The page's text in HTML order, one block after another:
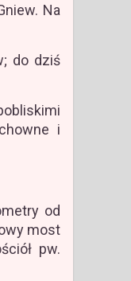
Na
do dziś
i
od
most
pw.